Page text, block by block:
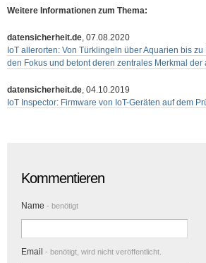
Weitere Informationen zum Thema:
datensicherheit.de, 07.08.2020
IoT allerorten: Von Türklingeln über Aquarien bis
den Fokus und betont deren zentrales Merkmal
datensicherheit.de, 04.10.2019
IoT Inspector: Firmware von IoT-Geräten auf dem
Kommentieren
Name - benötigt
Email - benötigt, wird nicht veröffentlicht.